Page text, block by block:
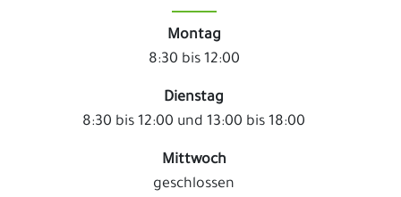
Montag
8:30 bis 12:00
Dienstag
8:30 bis 12:00 und 13:00 bis 18:00
Mittwoch
geschlossen